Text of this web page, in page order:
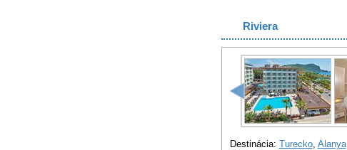
Riviera
Destinácia: Turecko, Alanya